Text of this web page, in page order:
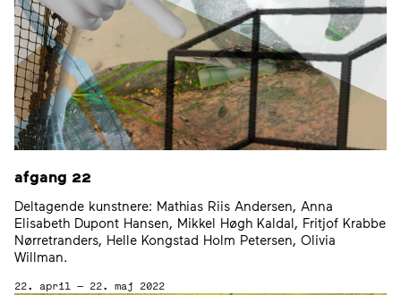
afgang 22
Deltagende kunstnere: Mathias Riis Andersen, Anna
Elisabeth Dupont Hansen, Mikkel Høgh Kaldal, Fritjof Krabbe
Nørretranders, Helle Kongstad Holm Petersen, Olivia
Willman.
22. april — 22. maj 2022